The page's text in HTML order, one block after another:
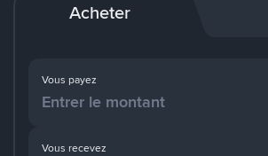
Acheter
Vous payez
Vous recevez